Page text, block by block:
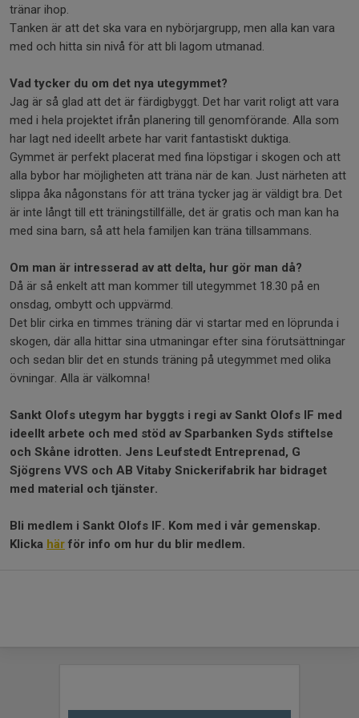
tränar ihop.
Tanken är att det ska vara en nybörjargrupp, men alla kan vara
med och hitta sin nivå för att bli lagom utmanad.
Vad tycker du om det nya utegymmet?
Jag är så glad att det är färdigbyggt. Det har varit roligt att vara
med i hela projektet ifrån planering till genomförande. Alla som
har lagt ned ideellt arbete har varit fantastiskt duktiga.
Gymmet är perfekt placerat med fina löpstigar i skogen och att
alla bybor har möjligheten att träna när de kan. Just närheten att
slippa åka någonstans för att träna tycker jag är väldigt bra. Det
är inte långt till ett träningstillfälle, det är gratis och man kan ha
med sina barn, så att hela familjen kan träna tillsammans.
Om man är intresserad av att delta, hur gör man då?
Då är så enkelt att man kommer till utegymmet 18.30 på en
onsdag, ombytt och uppvärmd.
Det blir cirka en timmes träning där vi startar med en löprunda i
skogen, där alla hittar sina utmaningar efter sina förutsättningar
och sedan blir det en stunds träning på utegymmet med olika
övningar. Alla är välkomna!
Sankt Olofs utegym har byggts i regi av Sankt Olofs IF med
ideellt arbete och med stöd av Sparbanken Syds stiftelse
och Skåne idrotten. Jens Leufstedt Entreprenad, G
Sjögrens VVS och AB Vitaby Snickerifabrik har bidraget
med material och tjänster.
Bli medlem i Sankt Olofs IF. Kom med i vår gemenskap.
Klicka här för info om hur du blir medlem.